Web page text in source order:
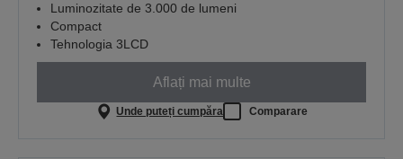
Luminozitate de 3.000 de lumeni
Compact
Tehnologia 3LCD
Aflați mai multe
Unde puteți cumpăra Comparare